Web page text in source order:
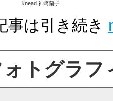
knead 神崎蘭子
事は引き続き
トグラフ